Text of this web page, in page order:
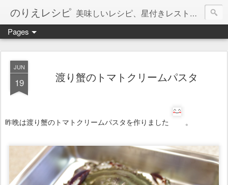
のりえレシピ 美味しいレシピ、星付きレストラン、絶品お取り寄せを紹介しています。
Pages
JUN
19 渡り蟹のトマトクリームパスタ
昨晩は渡り蟹のトマトクリームパスタを作りました 。